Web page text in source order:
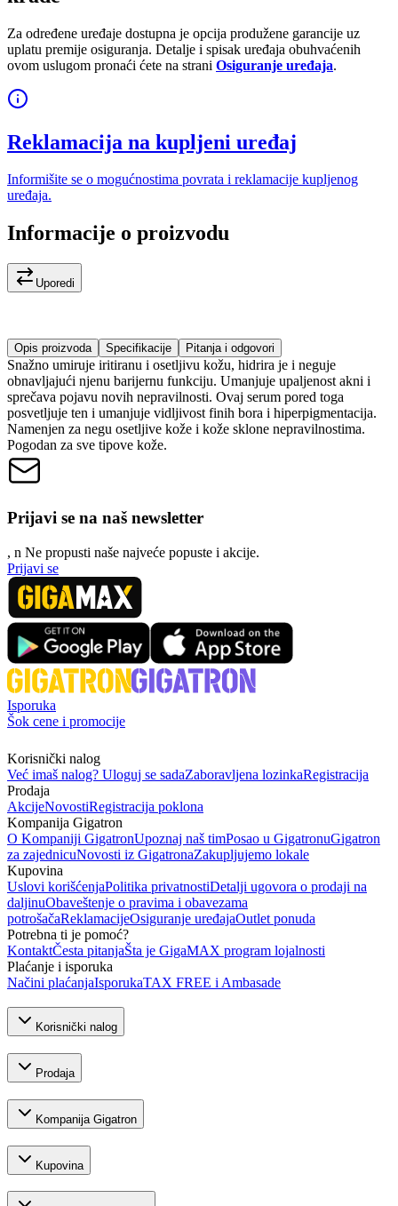
Za određene uređaje dostupna je opcija produžene garancije uz
uplatu premije osiguranja. Detalje i spisak uređaja obuhvaćenih
ovom uslugom pronaći ćete na strani Osiguranje uređaja.
Reklamacija na kupljeni uređaj
Informišite se o mogućnostima povrata i reklamacije kupljenog
uređaja.
Informacije o proizvodu
Uporedi
Opis proizvoda Specifikacije Pitanja i odgovori
Snažno umiruje iritiranu i osetljivu kožu, hidrira je i neguje
obnavljajući njenu barijernu funkciju. Umanjuje upaljenost akni i
sprečava pojavu novih nepravilnosti. Ovaj serum pored toga
posvetljuje ten i umanjuje vidljivost finih bora i hiperpigmentacija.
Namenjen za negu osetljive kože i kože sklone nepravilnostima.
Pogodan za sve tipove kože.
Prijavi se na naš newsletter
, n Ne propusti naše najveće popuste i akcije.
Prijavi se
Isporuka
Šok cene i promocije
Korisnički nalog
Već imaš nalog? Uloguj se sadaZaboravljena lozinkaRegistracija
Prodaja
AkcijeNovostiRegistracija poklona
Kompanija Gigatron
O Kompaniji GigatronUpoznaj naš timPosao u GigatronuGigatron
za zajednicuNovosti iz GigatronaZakupljujemo lokale
Kupovina
Uslovi korišćenjaPolitika privatnostiDetalji ugovora o prodaji na
daljinuObaveštenje o pravima i obavezama
potrošačaReklamacijeOsiguranje uređajaOutlet ponuda
Potrebna ti je pomoć?
KontaktČesta pitanjaŠta je GigaMAX program lojalnosti
Plaćanje i isporuka
Načini plaćanjaIsporukaTAX FREE i Ambasade
Korisnički nalog
Prodaja
Kompanija Gigatron
Kupovina